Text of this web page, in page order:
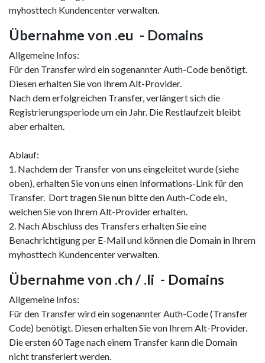
myhosttech Kundencenter verwalten.
Übernahme von .eu - Domains
Allgemeine Infos:
Für den Transfer wird ein sogenannter Auth-Code benötigt.
Diesen erhalten Sie von Ihrem Alt-Provider.
Nach dem erfolgreichen Transfer, verlängert sich die
Registrierungsperiode um ein Jahr. Die Restlaufzeit bleibt
aber erhalten.
Ablauf:
1. Nachdem der Transfer von uns eingeleitet wurde (siehe
oben), erhalten Sie von uns einen Informations-Link für den
Transfer. Dort tragen Sie nun bitte den Auth-Code ein,
welchen Sie von Ihrem Alt-Provider erhalten.
2. Nach Abschluss des Transfers erhalten Sie eine
Benachrichtigung per E-Mail und können die Domain in Ihrem
myhosttech Kundencenter verwalten.
Übernahme von .ch / .li - Domains
Allgemeine Infos:
Für den Transfer wird ein sogenannter Auth-Code (Transfer
Code) benötigt. Diesen erhalten Sie von Ihrem Alt-Provider.
Die ersten 60 Tage nach einem Transfer kann die Domain
nicht transferiert werden.